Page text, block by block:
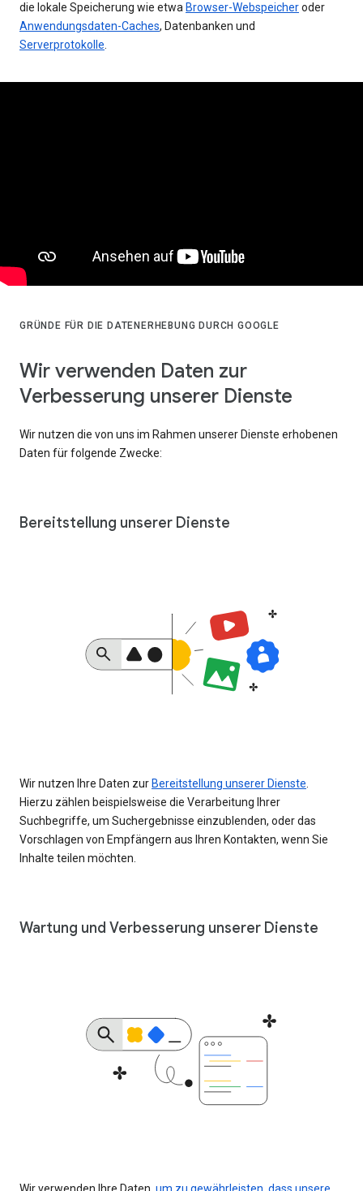
die lokale Speicherung wie etwa Browser-Webspeicheroder
Anwendungsdaten-Caches, Datenbanken und
Serverprotokolle
GRÜNDE FÜR DIE DATENERHEBUNG DURCH GOOGLE
Wir verwenden Daten zur
Verbesserung unserer Dienste
Wir nutzen die von uns im Rahmen unserer Dienste erhobenen
Daten für folgende Zwecke:
Bereitstellung unserer Dienste
Wir nutzen Ihre Daten zur Bereitstellung unserer Dienste
Hierzu zählen beispielsweise die Verarbeitung Ihrer
Suchbegriffe, um Suchergebnisse einzublenden, oder das
Vorschlagen von Empfängern aus Ihren Kontakten, wenn Sie
Inhalte teilen möchten.
Wartung und Verbesserung unserer Dienste